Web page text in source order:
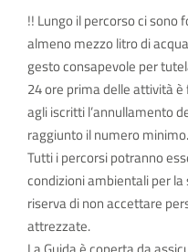
!! Lungo il percorso ci sono
almeno mezzo litro di
gesto consapevole per
24 ore prima delle attività
agli iscritti l’annullamento
raggiunto il numero minimo.
Tutti i percorsi potranno
condizioni ambientali per
riserva di non accettare
attrezzate.